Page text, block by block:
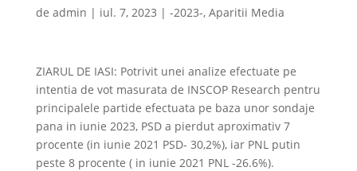
de admin | iul. 7, 2023 | -2023-, Aparitii Media
ZIARUL DE IASI: Potrivit unei analize efectuate pe
intentia de vot masurata de INSCOP Research pentru
principalele partide efectuata pe baza unor sondaje
pana in iunie 2023, PSD a pierdut aproximativ 7
procente (in iunie 2021 PSD- 30,2%), iar PNL putin
peste 8 procente ( in iunie 2021 PNL -26.6%).